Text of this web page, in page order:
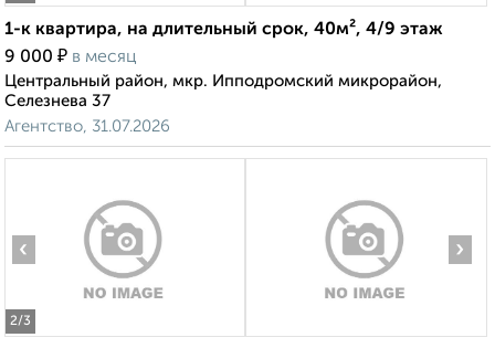
1-к квартира, на длительный срок, 40м², 4/9 этаж
9 000 ₽ в месяц
Центральный район, мкр. Ипподромский микрорайон,
Селезнева 37
Агентство, 31.07.2026
2/3
‹ ›